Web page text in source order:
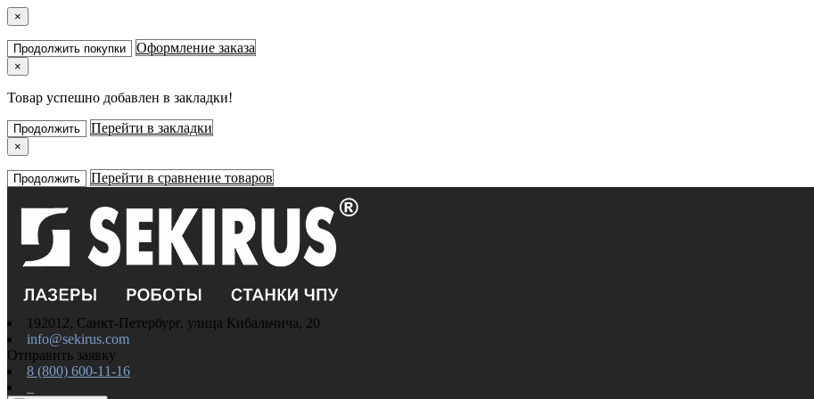
×
Продолжить покупки Оформление заказа
×
Товар успешно добавлен в закладки!
Продолжить Перейти в закладки
×
Продолжить Перейти в сравнение товаров
192012, Санкт-Петербург, улица Кибальчича, 20
info@sekirus.com
Отправить заявку
8 (800) 600-11-16